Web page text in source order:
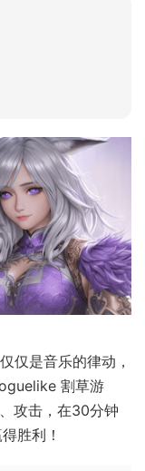
仅是音乐的律动，
割草游
攻击，在30分钟
胜利！